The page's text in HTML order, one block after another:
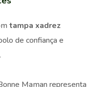
tampa xadrez
de confiança e
Maman representa